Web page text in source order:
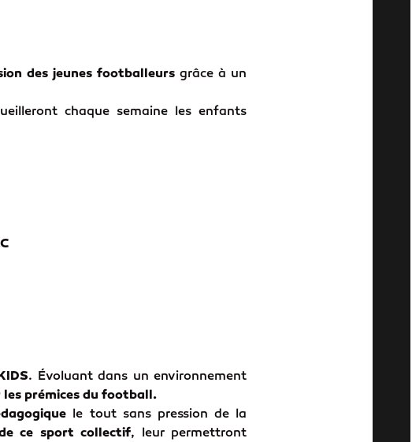
des jeunes footballeursgrâce à un
chaque semaine les enfants
. Évoluant dans un environnement
les prémices du football.
le tout sans pression de la
ce sport collectif, leur permettront